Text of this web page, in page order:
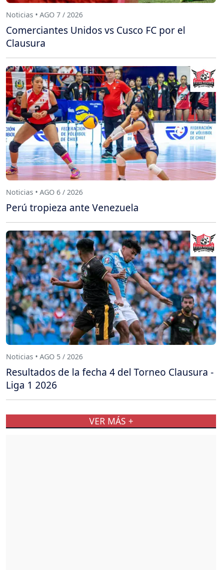
Noticias • AGO 7 / 2026
Comerciantes Unidos vs Cusco FC por el
Clausura
Noticias • AGO 6 / 2026
Perú tropieza ante Venezuela
Noticias • AGO 5 / 2026
Resultados de la fecha 4 del Torneo Clausura -
Liga 1 2026
VER MÁS +